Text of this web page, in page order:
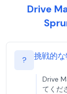
Drive
? 挑戦的
Drive
てくだ